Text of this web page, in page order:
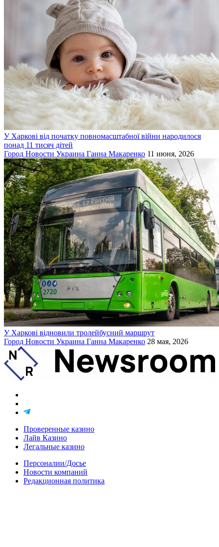
У Харкові від початку повномасштабної війни народилося
понад 11 тисяч дітей
Город Новости Украина Ганна Макаренко 11 июня, 2026
У Харкові відновили тролейбусний маршрут
Город Новости Украина Ганна Макаренко 28 мая, 2026
Проверенные казино
Лайв Казино
Легальные казино
Персоналии/Досье
Новости компаний
Редакционная политика